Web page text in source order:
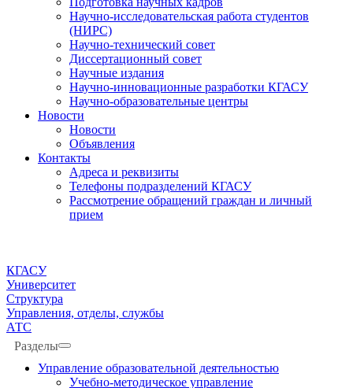
Научно-исследовательская работа студентов
(НИРС)
Научно-технический совет
Диссертационный совет
Научные издания
Научно-инновационные разработки КГАСУ
Научно-образовательные центры
Новости
Новости
Объявления
Контакты
Адреса и реквизиты
Телефоны подразделений КГАСУ
Рассмотрение обращений граждан и личный
прием
КГАСУ
Университет
Структура
Управления, отделы, службы
АТС
Разделы
Управление образовательной деятельностью
Учебно-методическое управление